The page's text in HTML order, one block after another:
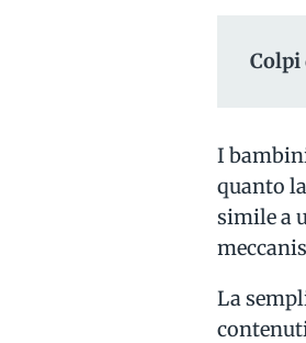
Colpi
I
quanto
simile a
La